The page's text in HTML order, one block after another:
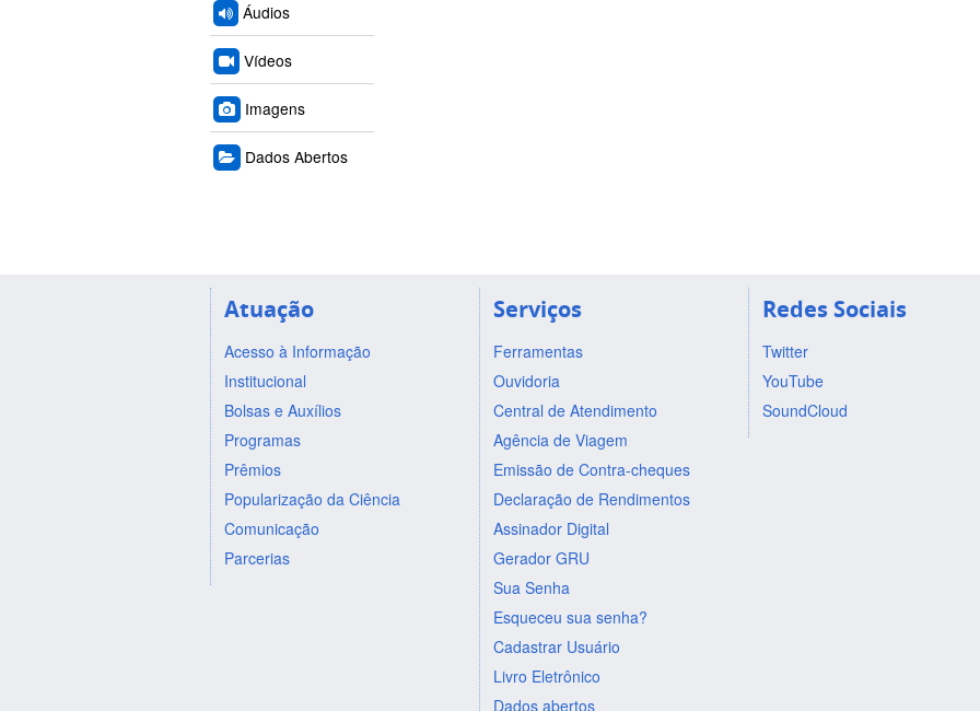
Áudios
Vídeos
Imagens
Dados Abertos
Atuação
Acesso à Informação
Institucional
Bolsas e Auxílios
Programas
Prêmios
Popularização da Ciência
Comunicação
Parcerias
Serviços
Ferramentas
Ouvidoria
Central de Atendimento
Agência de Viagem
Emissão de Contra-cheques
Declaração de Rendimentos
Assinador Digital
Gerador GRU
Sua Senha
Esqueceu sua senha?
Cadastrar Usuário
Livro Eletrônico
Dados abertos
Redes Sociais
Twitter
YouTube
SoundCloud